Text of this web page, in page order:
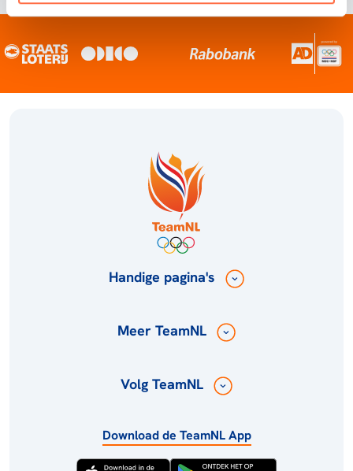
Handige pagina's
Meer TeamNL
Volg TeamNL
Download de TeamNL App